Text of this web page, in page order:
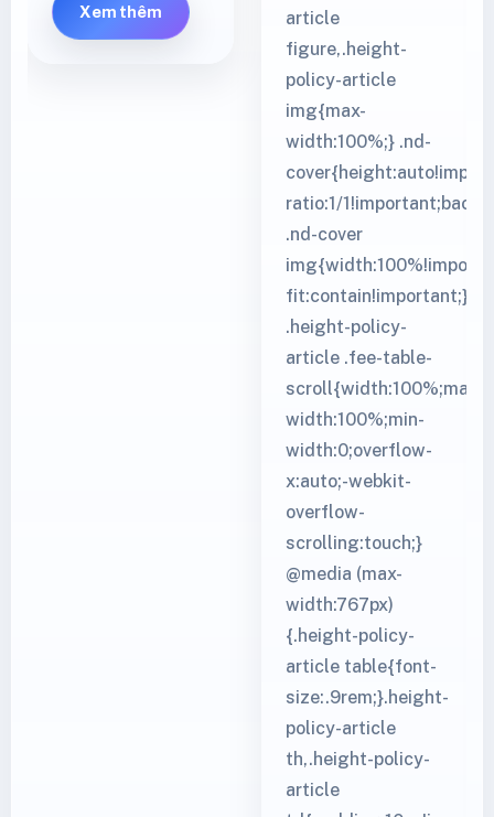
Xem thêm
article
figure,.height-
policy-article
img{max-
width:100%;} .nd-
ratio:1/
.nd-cover
fit:contain!important;}
.height-policy-
article .fee-table-
scroll{width:100%;max-
width:100%;min-
width:0;overflow-
x:auto;-webkit-
overflow-
scrolling:touch;}
@media (max-
width:767px)
{.height-policy-
article table{font-
size:.9rem;}.height-
policy-article
th,.height-policy-
article